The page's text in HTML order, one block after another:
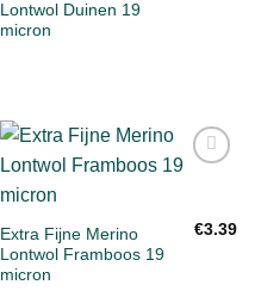
Lontwol Duinen 19
micron
Extra Fijne Merino
Lontwol Framboos 19
micron
€3.39